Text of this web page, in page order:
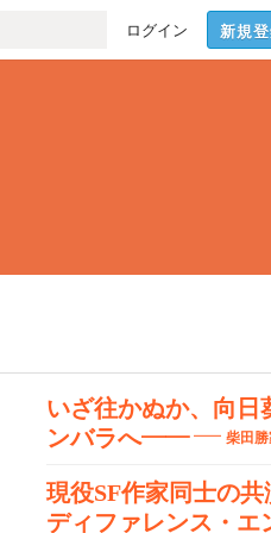
ログイン 新規
いざ往かぬか、向日
ンバラへ――
柴田
現役SF作家同士の
ディファレンス・エ